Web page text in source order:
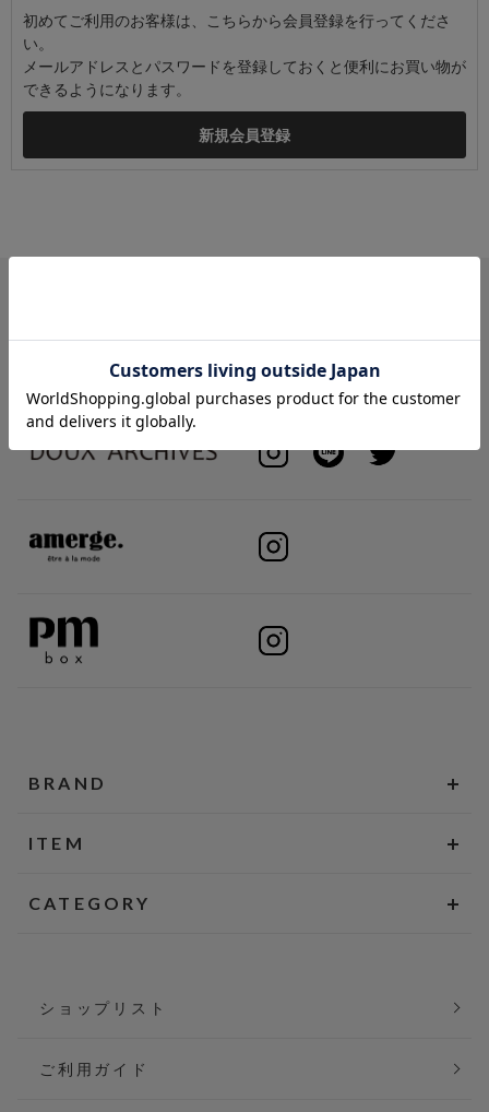
初めてご利用のお客様は、こちらから会員登録を行ってくださ
い。
メールアドレスとパスワードを登録しておくと便利にお買い物が
できるようになります。
BRAND
ITEM
CATEGORY
ショップリスト
ご利用ガイド